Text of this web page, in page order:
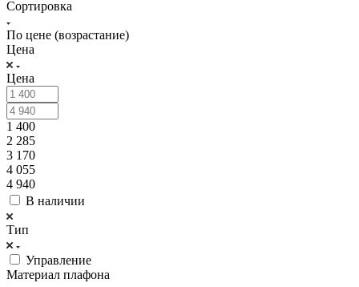
Сортировка
По цене (возрастание)
Цена
Цена
1 400
2 285
3 170
4 055
4 940
В наличии
Тип
Управление
Материал плафона